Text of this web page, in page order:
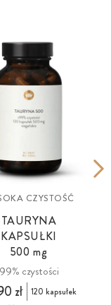
CZYSTOŚĆ
TAURYNA
KAPSUŁKI
500 mg
99% czystości
zł
120 kapsułek